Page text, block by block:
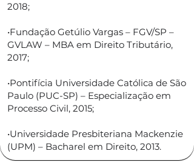
2018;
•Fundação Getúlio Vargas – FGV/SP –
GVLAW – MBA em Direito Tributário,
2017;
•Pontifícia Universidade Católica de São
Paulo (PUC-SP) – Especialização em
Processo Civil, 2015;
•Universidade Presbiteriana Mackenzie
(UPM) – Bacharel em Direito, 2013.